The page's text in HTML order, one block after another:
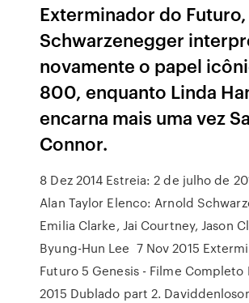
Exterminador do
Schwarzenegger
novamente o papel
800, enquanto Linda
encarna mais uma vez
Connor.
8 Dez 2014 Estreia: 2 de julho de
Alan Taylor Elenco: Arnold
Emilia Clarke, Jai Courtney, Jason
Byung-Hun Lee 7 Nov 2015
Futuro 5 Genesis - Filme Completo
2015 Dublado part 2.